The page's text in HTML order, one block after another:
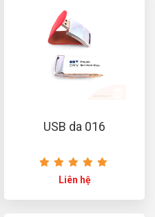
USB da 016
Liên hệ